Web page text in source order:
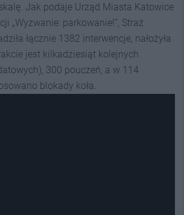
Jak podaje Urząd Miasta Katowice
„Wyzwanie: parkowanie!”, Straż
łącznie 1382 interwencje, nałożyła
jest kilkadziesiąt kolejnych
300 pouczeń, a w 114
blokady koła.